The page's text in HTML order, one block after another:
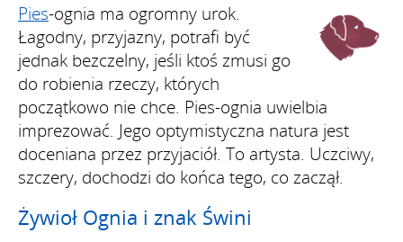
Pies-ognia ma ogromny urok.
Łagodny, przyjazny, potrafi być
jednak bezczelny, jeśli ktoś zmusi go
do robienia rzeczy, których
początkowo nie chce. Pies-ognia uwielbia
imprezować. Jego optymistyczna natura jest
doceniana przez przyjaciół. To artysta. Uczciwy,
szczery, dochodzi do końca tego, co zaczął.
Żywioł Ognia i znak Świni